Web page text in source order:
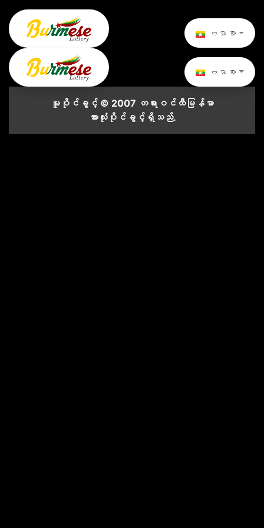
ဗမာစာ
ဗမာစာ
မူပိုင်ခွင့် © 2007 တရားဝင်ထီမြန်မာ
အားလုံးပိုင်ခွင့်ရှိသည်.